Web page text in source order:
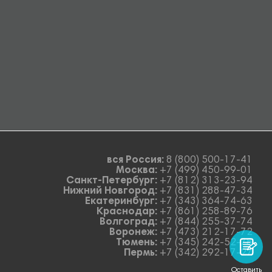
вся Россия: 8 (800) 500-17-41
Москва: +7 (499) 450-99-01
Санкт-Петербург: +7 (812) 313-23-94
Нижний Новгород: +7 (831) 288-47-34
Екатеринбург: +7 (343) 364-74-63
Краснодар: +7 (861) 258-89-76
Волгоград: +7 (844) 255-37-74
Воронеж: +7 (473) 212-17-72
Тюмень: +7 (345) 242-52-78
Пермь: +7 (342) 292-17-27
Оставить